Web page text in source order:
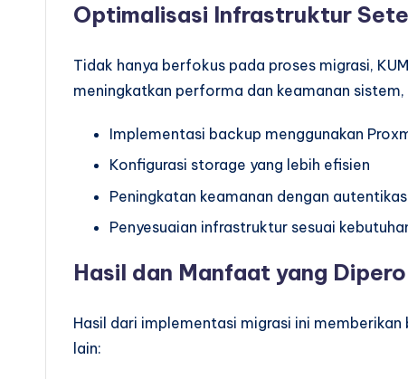
Optimalisasi Infrastruktur
Tidak hanya berfokus pada proses migrasi,
meningkatkan performa dan keamanan sistem,
Implementasi backup menggunakan
Konfigurasi storage yang lebih efisien
Peningkatan keamanan dengan
Penyesuaian infrastruktur sesuai
Hasil dan Manfaat yang
Hasil dari implementasi migrasi ini
lain: